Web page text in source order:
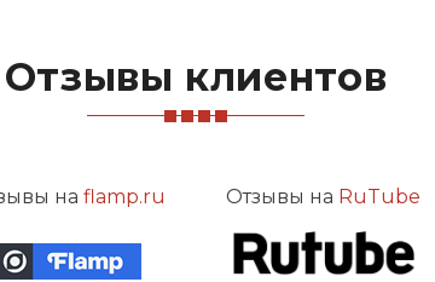
Отзывы клиентов
на flamp.ru Отзывы на RuTube